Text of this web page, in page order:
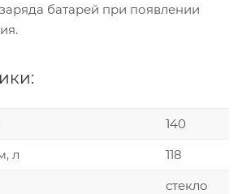
батарей при появлении
140
л
118
стекло